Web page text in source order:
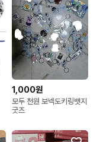
1,000원
모두 천원 보넥도키링뱃지
굿즈